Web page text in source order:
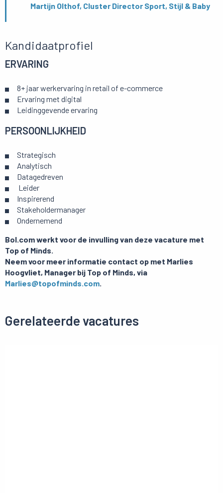
Martijn Olthof, Cluster Director Sport, Stijl & Baby
Kandidaatprofiel
ERVARING
8+ jaar werkervaring in retail of e-commerce
Ervaring met digital
Leidinggevende ervaring
PERSOONLIJKHEID
Strategisch
Analytisch
Datagedreven
Leider
Inspirerend
Stakeholdermanager
Ondernemend
Bol.com werkt voor de invulling van deze vacature met
Top of Minds.
Neem voor meer informatie contact op met Marlies
Hoogvliet, Manager bij Top of Minds, via
Marlies@topofminds.com
Gerelateerde vacatures